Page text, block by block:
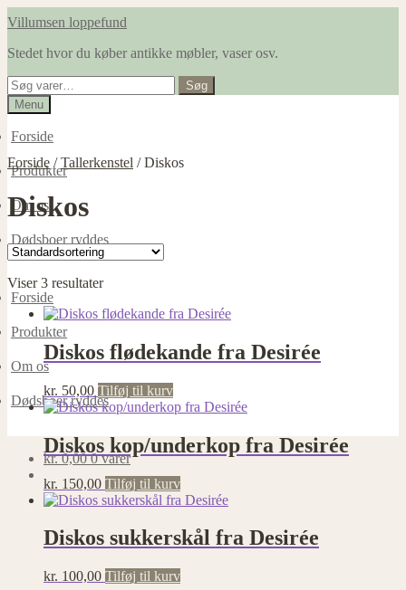
Spring
navigation
Spring
indhold
Villumsen loppefund
Stedet hvor du køber antikke møbler, vaser osv.
Søg
efter:
Søg
Menu
Forside
Produkter
Om os
Dødsboer ryddes
Forside
Produkter
Om os
Dødsboer ryddes
kr.0,00 0 varer
Forside /Tallerkenstel /Diskos
Diskos
Viser 3 resultater
Diskos flødekande fra Desirée
kr. 50,00 Tilføj til kurv
Diskos kop/underkop fra Desirée
kr. 150,00 Tilføj til kurv
Diskos sukkerskål fra Desirée
kr. 100,00 Tilføj til kurv